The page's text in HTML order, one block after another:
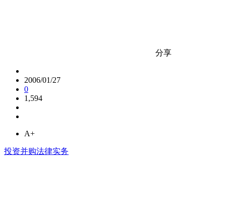
分享
2006/01/27
0
1,594
A+
投资并购法律实务